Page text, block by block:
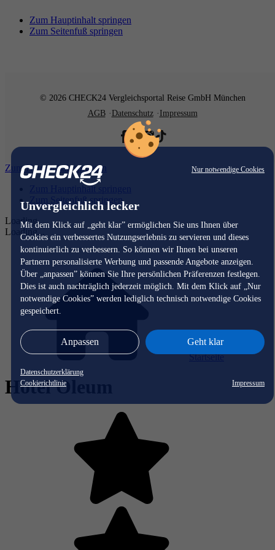
Nur notwendige Cookies
Unvergleichlich lecker
Mit dem Klick auf „geht klar” ermöglichen Sie uns Ihnen über
Cookies ein verbessertes Nutzungserlebnis zu servieren und dieses
kontinuierlich zu verbessern. So können wir Ihnen bei unseren
Partnern personalisierte Werbung und passende Angebote anzeigen.
Über „anpassen” können Sie Ihre persönlichen Präferenzen festlegen.
Dies ist auch nachträglich jederzeit möglich. Mit dem Klick auf „Nur
notwendige Cookies” werden lediglich technisch notwendige Cookies
gespeichert.
Anpassen Geht klar
Datenschutzerklärung
Cookierichtlinie
Impressum
Zum Hauptinhalt springen
Zum Seitenfuß springen
© 2026 CHECK24 Vergleichsportal Reise GmbH München
AGB
Datenschutz Impressum
Zum Hauptinhalt springen
Zum Hauptinhalt springen
Zum Seitenfuß springen
Loading...
Loading...
Startseite
Hotel Oleum